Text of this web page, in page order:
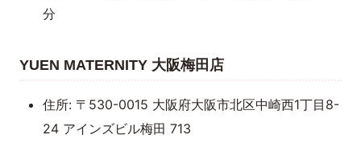
分
YUEN MATERNITY 大阪梅田店
住所: 〒530-0015 大阪府大阪市北区中崎西1丁目8-
24 アインズビル梅田 713